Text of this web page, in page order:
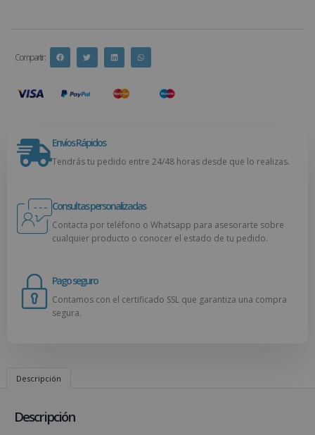
Compartir :
Envíos Rápidos
Tendrás tu pedido entre 24/48 horas desde que lo realizas.
Consultas personalizadas
Contacta por teléfono o Whatsapp para asesorarte sobre
cualquier producto o conocer el estado de tu pedido.
Pago seguro
Contamos con el certificado SSL que garantiza una compra
segura.
Descripción
Descripción